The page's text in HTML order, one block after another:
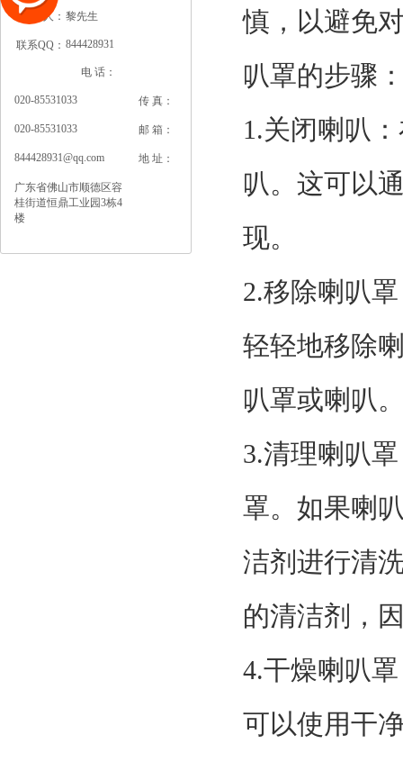
联系人： 黎先生
联系QQ： 844428931
电 话：
020-85531033 传 真：
020-85531033 邮 箱：
844428931@qq.com 地 址：
广东省佛山市顺德区容
桂街道恒鼎工业园3栋4
楼
慎，以避免
叭罩的步骤
1.关闭喇叭
叭。这可以
现。
2.移除喇叭
轻轻地移除
叭罩或喇叭
3.清理喇叭
罩。如果喇
洁剂进行清
的清洁剂，
4.干燥喇叭
可以使用干